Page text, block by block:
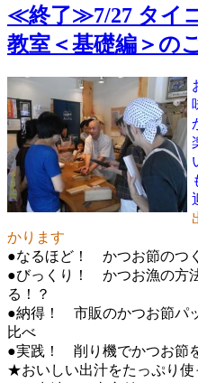
≪終了≫7/27 タイ
教室＜基礎編＞の
かります
●なるほど！ かつお節のつ
●びっくり！ かつお漁の方
る！？
●納得！ 市販のかつお節パ
比べ
●実践！ 削り機でかつお節
★おいしい出汁をたっぷり使